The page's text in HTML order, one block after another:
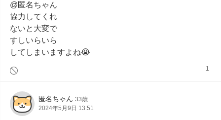
@匿名ちゃん
協力してくれ
ないと大変で
すしいらいら
してしまいますよね😭
1
匿名ちゃん 33歳
2024年5月9日 13:51